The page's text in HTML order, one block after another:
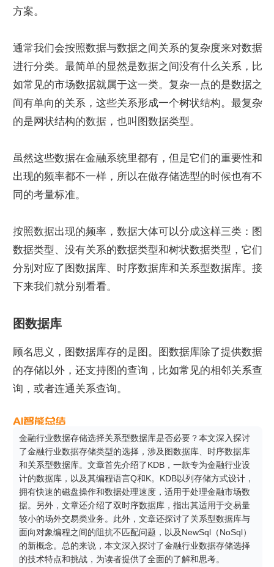
方案。
通常我们会按照数据与数据之间关系的复杂度来对数据
进行分类。最简单的显然是数据之间没有什么关系，比
如常见的市场数据就属于这一类。复杂一点的是数据之
间有单向的关系，这些关系形成一个树状结构。最复杂
的是网状结构的数据，也叫图数据类型。
虽然这些数据在金融系统里都有，但是它们的重要性和
出现的频率都不一样，所以在做存储选型的时候也有不
同的考量标准。
按照数据出现的频率，数据大体可以分成这样三类：图
数据类型、没有关系的数据类型和树状数据类型，它们
分别对应了图数据库、时序数据库和关系型数据库。接
下来我们就分别看看。
图数据库
顾名思义，图数据库存的是图。图数据库除了提供数据
的存储以外，还支持图的查询，比如常见的相邻关系查
询，或者连通关系查询。
金融行业数据存储选择关系型数据库是否必要？本文深入探讨
了金融行业数据存储类型的选择，涉及图数据库、时序数据库
和关系型数据库。文章首先介绍了KDB，一款专为金融行业设
计的数据库，以及其编程语言Q和K。KDB以列存储方式设计，
拥有快速的磁盘操作和数据处理速度，适用于处理金融市场数
据。另外，文章还介绍了双时序数据库，指出其适用于交易量
较小的场外交易类业务。此外，文章还探讨了关系型数据库与
面向对象编程之间的阻抗不匹配问题，以及NewSql（NoSql）
的新概念。总的来说，本文深入探讨了金融行业数据存储选择
的技术特点和挑战，为读者提供了全面的了解和思考。